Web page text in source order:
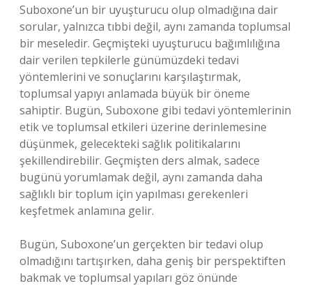
Suboxone’un bir uyuşturucu olup olmadığına dair
sorular, yalnızca tıbbi değil, aynı zamanda toplumsal
bir meseledir. Geçmişteki uyuşturucu bağımlılığına
dair verilen tepkilerle günümüzdeki tedavi
yöntemlerini ve sonuçlarını karşılaştırmak,
toplumsal yapıyı anlamada büyük bir öneme
sahiptir. Bugün, Suboxone gibi tedavi yöntemlerinin
etik ve toplumsal etkileri üzerine derinlemesine
düşünmek, gelecekteki sağlık politikalarını
şekillendirebilir. Geçmişten ders almak, sadece
bugünü yorumlamak değil, aynı zamanda daha
sağlıklı bir toplum için yapılması gerekenleri
keşfetmek anlamına gelir.
Bugün, Suboxone’un gerçekten bir tedavi olup
olmadığını tartışırken, daha geniş bir perspektiften
bakmak ve toplumsal yapıları göz önünde